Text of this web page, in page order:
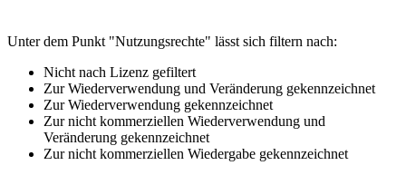
Unter dem Punkt "Nutzungsrechte" lässt sich filtern nach:
Nicht nach Lizenz gefiltert
Zur Wiederverwendung und Veränderung gekennzeichnet
Zur Wiederverwendung gekennzeichnet
Zur nicht kommerziellen Wiederverwendung und
Veränderung gekennzeichnet
Zur nicht kommerziellen Wiedergabe gekennzeichnet